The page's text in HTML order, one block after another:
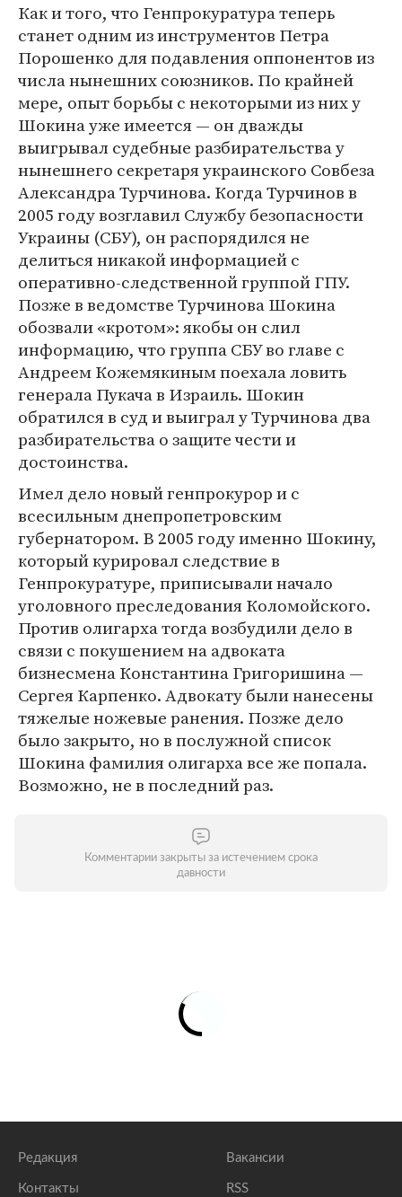
Как и того, что Генпрокуратура теперь
станет одним из инструментов Петра
Порошенко для подавления оппонентов из
числа нынешних союзников. По крайней
мере, опыт борьбы с некоторыми из них у
Шокина уже имеется — он дважды
выигрывал судебные разбирательства у
нынешнего секретаря украинского Совбеза
Александра Турчинова. Когда Турчинов в
2005 году возглавил Службу безопасности
Украины (СБУ), он распорядился не
делиться никакой информацией с
оперативно-следственной группой ГПУ.
Позже в ведомстве Турчинова Шокина
обозвали «кротом»: якобы он слил
информацию, что группа СБУ во главе с
Андреем Кожемякиным поехала ловить
генерала Пукача в Израиль. Шокин
обратился в суд и выиграл у Турчинова два
разбирательства о защите чести и
достоинства.
Имел дело новый генпрокурор и с
всесильным днепропетровским
губернатором. В 2005 году именно Шокину,
который курировал следствие в
Генпрокуратуре, приписывали начало
уголовного преследования Коломойского.
Против олигарха тогда возбудили дело в
связи с покушением на адвоката
бизнесмена Константина Григоришина —
Сергея Карпенко. Адвокату были нанесены
тяжелые ножевые ранения. Позже дело
было закрыто, но в послужной список
Шокина фамилия олигарха все же попала.
Возможно, не в последний раз.
Комментарии закрыты за истечением срока
давности
Редакция
Контакты
Вакансии
RSS